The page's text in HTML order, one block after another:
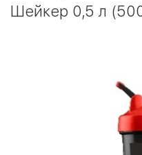
Шейкер 0,5 л